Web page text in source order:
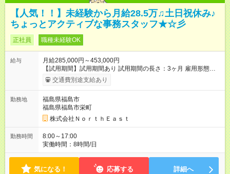
【人気！！】未経験から月給28.5万♫土日祝休み♪
ちょっとアクティブな事務スタッフ★☆彡
正社員 職種未経験OK
給与
月給285,000円～453,000円
【試用期間】試用期間あり 試用期間の長さ：3ヶ月 雇用形態、
給与は本採用時と同じです。
交通費別途支給あり
勤務地
福島県福島市
福島県福島市栄町
株式会社ＮｏｒｔｈＥａｓｔ
勤務時間
8:00～17:00
実働時間：8時間/日
気になる！ 応募する 詳細へ